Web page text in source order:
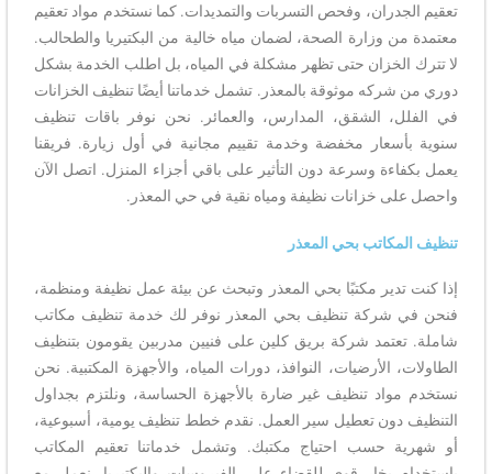
تعقيم الجدران، وفحص التسربات والتمديدات. كما نستخدم مواد تعقيم
معتمدة من وزارة الصحة، لضمان مياه خالية من البكتيريا والطحالب.
لا تترك الخزان حتى تظهر مشكلة في المياه، بل اطلب الخدمة بشكل
دوري من شركه موثوقة بالمعذر. تشمل خدماتنا أيضًا تنظيف الخزانات
في الفلل، الشقق، المدارس، والعمائر. نحن نوفر باقات تنظيف
سنوية بأسعار مخفضة وخدمة تقييم مجانية في أول زيارة. فريقنا
يعمل بكفاءة وسرعة دون التأثير على باقي أجزاء المنزل. اتصل الآن
واحصل على خزانات نظيفة ومياه نقية في حي المعذر.
تنظيف المكاتب بحي المعذر
إذا كنت تدير مكتبًا بحي المعذر وتبحث عن بيئة عمل نظيفة ومنظمة،
فنحن في شركة تنظيف بحي المعذر نوفر لك خدمة تنظيف مكاتب
شاملة. تعتمد شركة بريق كلين على فنيين مدربين يقومون بتنظيف
الطاولات، الأرضيات، النوافذ، دورات المياه، والأجهزة المكتبية. نحن
نستخدم مواد تنظيف غير ضارة بالأجهزة الحساسة، ونلتزم بجداول
التنظيف دون تعطيل سير العمل. نقدم خطط تنظيف يومية، أسبوعية،
أو شهرية حسب احتياج مكتبك. وتشمل خدماتنا تعقيم المكاتب